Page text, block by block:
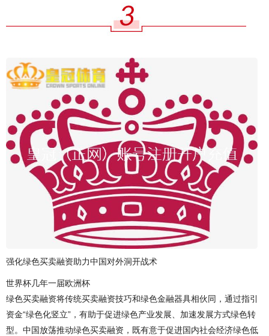
强化绿色买卖融资助力中国对外洞开战术
世界杯几年一届欧洲杯
绿色买卖融资将传统买卖融资技巧和绿色金融器具相伙同，通过指引
资金“绿色化竖立”，有助于促进绿色产业发展、加速发展方式绿色转
型。中国放荡推动绿色买卖融资，既有意于促进国内社会经济绿色低